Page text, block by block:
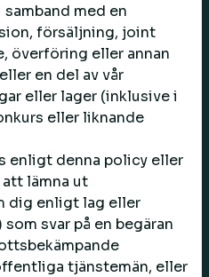
med en
försäljning, joint
överföring eller annan
en del av vår
eller lager (inklusive i
eller liknande
enligt denna policy eller
lämna ut
dig enligt lag eller
svar på en begäran
tjänstemän, eller